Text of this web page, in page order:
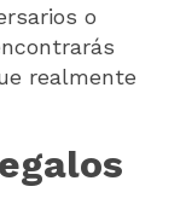
o
realmente